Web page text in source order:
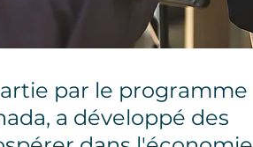
par le programme
a développé des